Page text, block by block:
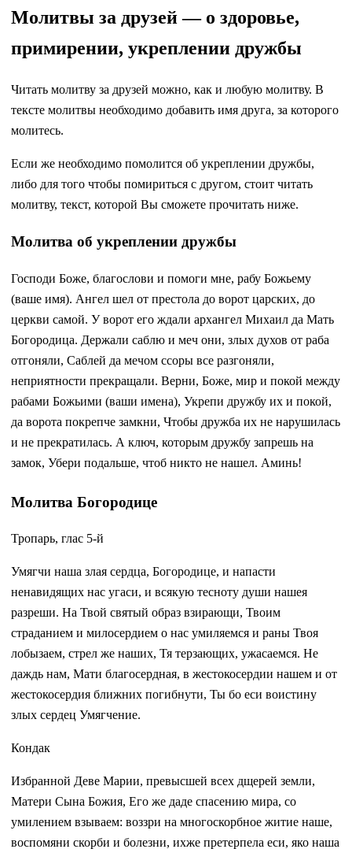
Молитвы за друзей — о здоровье,
примирении, укреплении дружбы
Читать молитву за друзей можно, как и любую молитву. В
тексте молитвы необходимо добавить имя друга, за которого
молитесь.
Если же необходимо помолится об укреплении дружбы,
либо для того чтобы помириться с другом, стоит читать
молитву, текст, которой Вы сможете прочитать ниже.
Молитва об укреплении дружбы
Господи Боже, благослови и помоги мне, рабу Божьему
(ваше имя). Ангел шел от престола до ворот царских, до
церкви самой. У ворот его ждали архангел Михаил да Мать
Богородица. Держали саблю и меч они, злых духов от раба
отгоняли, Саблей да мечом ссоры все разгоняли,
неприятности прекращали. Верни, Боже, мир и покой между
рабами Божьими (ваши имена), Укрепи дружбу их и покой,
да ворота покрепче замкни, Чтобы дружба их не нарушилась
и не прекратилась. А ключ, которым дружбу запрешь на
замок, Убери подальше, чтоб никто не нашел. Аминь!
Молитва Богородице
Тропарь, глас 5-й
Умягчи наша злая сердца, Богородице, и напасти
ненавидящих нас угаси, и всякую тесноту души нашея
разреши. Hа Твой святый образ взирающи, Твоим
страданием и милосердием о нас умиляемся и раны Твоя
лобызаем, стрел же наших, Тя терзающих, ужасаемся. Не
даждь нам, Мати благосердная, в жестокосердии нашем и от
жестокосердия ближних погибнути, Ты бо еси воистину
злых сердец Умягчение.
Кондак
Избранной Деве Марии, превысшей всех дщерей земли,
Матери Сына Божия, Его же даде спасению мира, со
умилением взываем: воззри на многоскорбное житие наше,
воспомяни скорби и болезни, ихже претерпела еси, яко наша